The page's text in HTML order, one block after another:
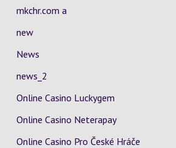
mkchr.com a
new
News
news_2
Online Casino Luckygem
Online Casino Neterapay
Online Casino Pro České Hráče